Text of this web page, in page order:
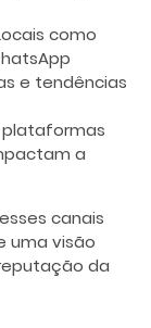
como
e tendências
plataformas
a
canais
uma visão
da